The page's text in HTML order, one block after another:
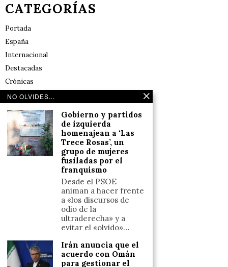
CATEGORÍAS
Portada
España
Internacional
Destacadas
Crónicas
Noticias de deportes en España
Reflexiones
LINKS
Política de cookies (UE)
Términos y condiciones
+34633110958
NO OLVIDES...
Gobierno y partidos
de izquierda
homenajean a ‘Las
Trece Rosas’, un
grupo de mujeres
fusiladas por el
franquismo
Desde el PSOE
animan a hacer frente
a «los discursos de
odio de la
ultraderecha» y a
evitar el «olvido»…
Irán anuncia que el
acuerdo con Omán
para gestionar el